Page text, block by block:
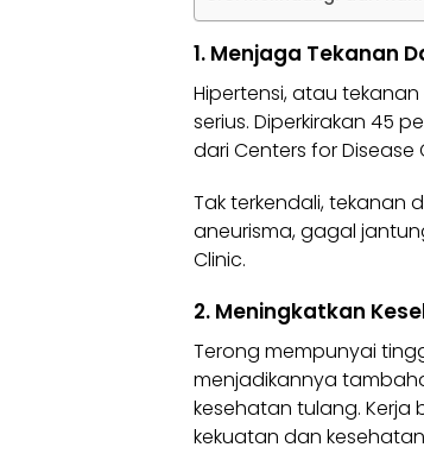
1. Menjaga Tekanan
Hipertensi, atau
serius. Diperkirakan 45
dari Centers for Disease
Tak terkendali, tekanan
aneurisma, gagal
Clinic.
2. Meningkatkan
Terong mempunyai
menjadikannya
kesehatan tulang. Kerja
kekuatan dan